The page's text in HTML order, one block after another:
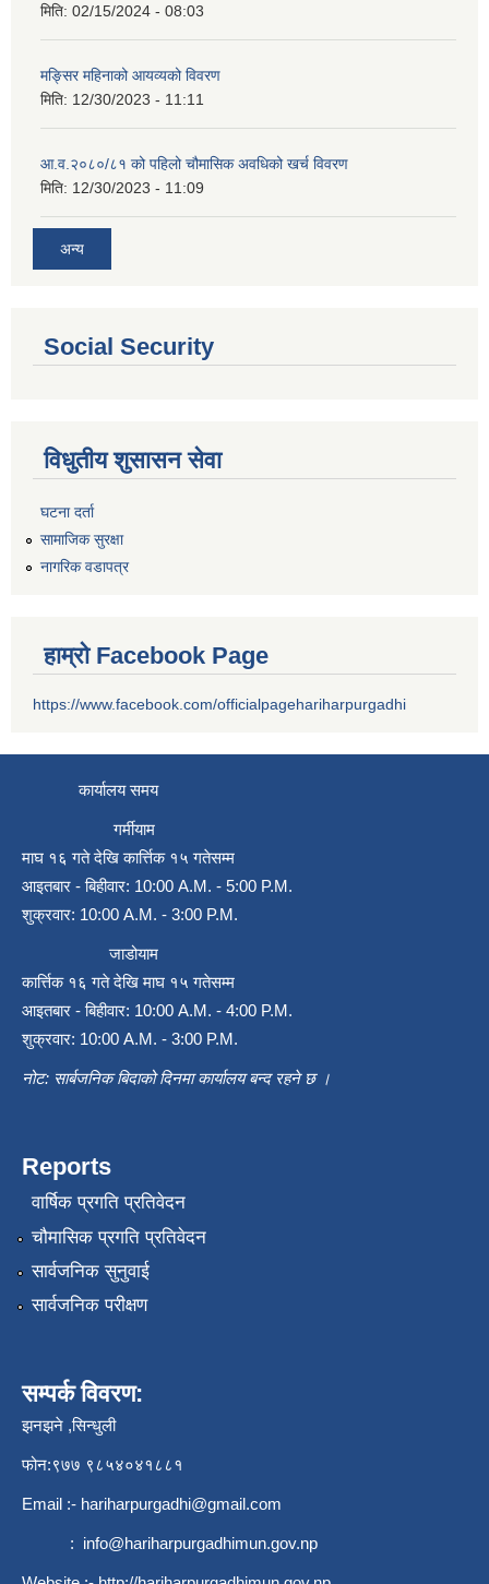
मिति: 02/15/2024 - 08:03
मङ्सिर महिनाको आयव्यको विवरण
मिति: 12/30/2023 - 11:11
आ.व.२०८०/८१ को पहिलो चौमासिक अवधिको खर्च विवरण
मिति: 12/30/2023 - 11:09
अन्य
Social Security
विधुतीय शुसासन सेवा
घटना दर्ता
सामाजिक सुरक्षा
नागरिक वडापत्र
हाम्रो Facebook Page
https://www.facebook.com/officialpagehariharpurgadhi
कार्यालय समय
गर्मीयाम
माघ १६ गते देखि कार्त्तिक १५ गतेसम्म
आइतबार - बिहीवार: 10:00 A.M. - 5:00 P.M.
शुक्रवार: 10:00 A.M. - 3:00 P.M.
जाडोयाम
कार्त्तिक १६ गते देखि माघ १५ गतेसम्म
आइतबार - बिहीवार: 10:00 A.M. - 4:00 P.M.
शुक्रवार: 10:00 A.M. - 3:00 P.M.
नोट: सार्बजनिक बिदाको दिनमा कार्यालय बन्द रहने छ ।
Reports
वार्षिक प्रगति प्रतिवेदन
चौमासिक प्रगति प्रतिवेदन
सार्वजनिक सुनुवाई
सार्वजनिक परीक्षण
सम्पर्क विवरण:
झनझने ,सिन्धुली
फोन:९७७ ९८५४०४१८८१
Email :- hariharpurgadhi@gmail.com
: info@hariharpurgadhimun.gov.np